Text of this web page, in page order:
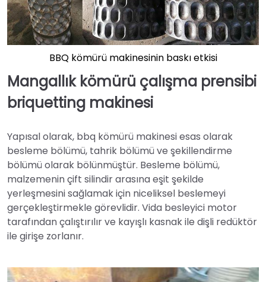
BBQ kömürü makinesinin baskı etkisi
Mangallık kömürü çalışma prensibi
briquetting makinesi
Yapısal olarak, bbq kömürü makinesi esas olarak
besleme bölümü, tahrik bölümü ve şekillendirme
bölümü olarak bölünmüştür. Besleme bölümü,
malzemenin çift silindir arasına eşit şekilde
yerleşmesini sağlamak için niceliksel beslemeyi
gerçekleştirmekle görevlidir. Vida besleyici motor
tarafından çalıştırılır ve kayışlı kasnak ile dişli redüktör
ile girişe zorlanır.